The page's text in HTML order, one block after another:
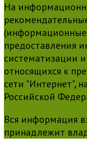
На
(информационные
предоставления
систематизации
относящихся к
сети "Интернет",
Российской
Вся информация
принадлежит